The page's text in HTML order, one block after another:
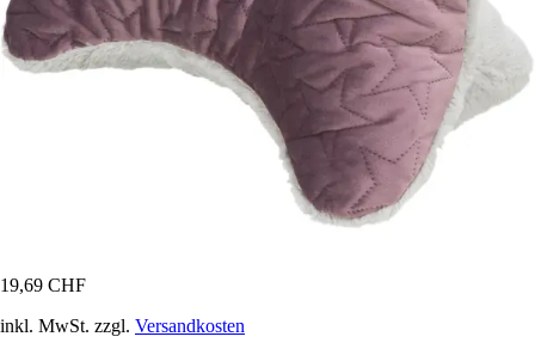
19,69 CHF
inkl. MwSt. zzgl. Versandkosten